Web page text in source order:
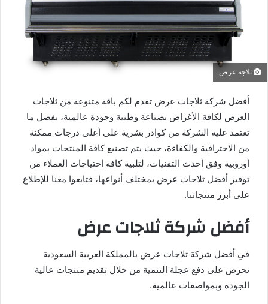
ثلاجة عرض
أفضل شركة ثلاجات عرض تقدم لكم باقة متنوعة من ثلاجات
العرض لكافة الأغراض بصناعة وطنية وجودة عالمية، بفضل ما
تعتمد عليه الشركة من كوادر بشرية على أعلى درجات ممكنة
من الاحترافية والكفاءة، حيث يتم تصنيع كافة المنتجات بمواد
أوروبية وفق أحدث التقنيات، لتلبية كافة احتياجات العملاء من
توفير أفضل ثلاجات عرض بمختلف أنواعها، فتابعوا معنا للإطلاع
على أبرز منتجاتنا.
أفضل شركة ثلاجات عرض
في أفضل شركة ثلاجات عرض بالمملكة العربية السعودية
نحرص على دفع عجلة التنمية من خلال تقديم منتجات عالية
الجودة وبمواصفات عالمية.